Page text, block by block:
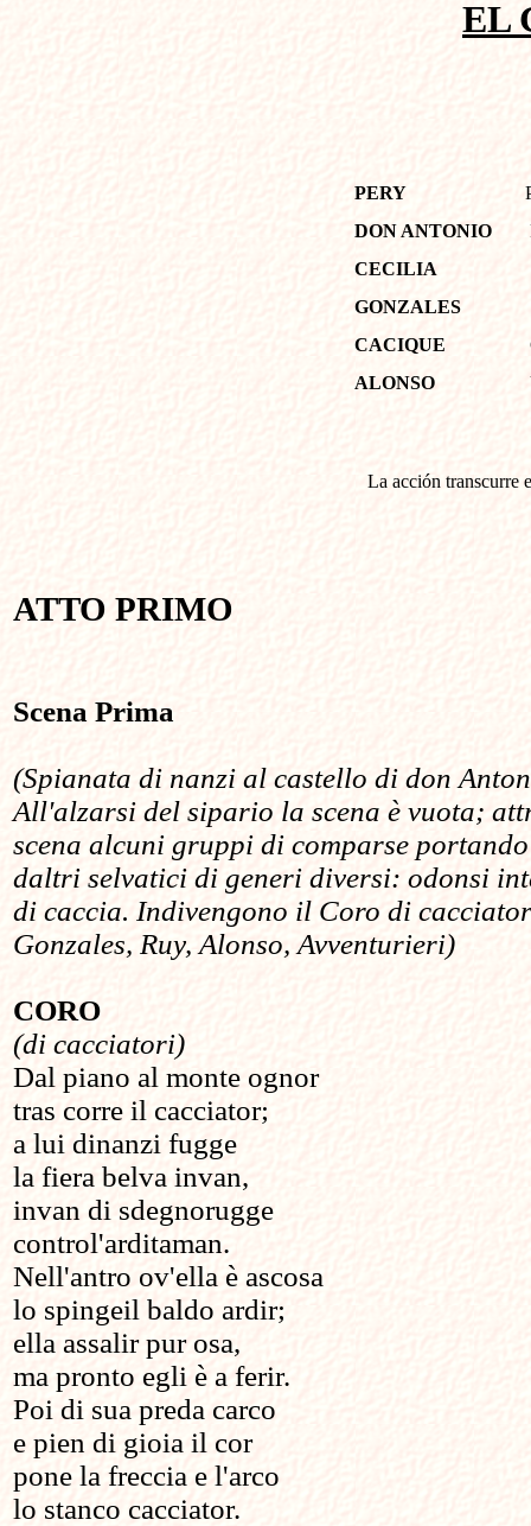
EL
PERY
DON ANTONIO
CECILIA
GONZALES
CACIQUE
ALONSO
La acción transcurre
ATTO PRIMO
Scena Prima
(Spianata di nanzi al castello di don
All'alzarsi del sipario la scena è vuota;
scena alcuni gruppi di comparse
daltri selvatici di generi diversi: odonsi
di caccia. Indivengono il Coro di
Gonzales, Ruy, Alonso, Avventurieri)
CORO
(di cacciatori)
Dal piano al monte ognor
tras corre il cacciator;
a lui dinanzi fugge
la fiera belva invan,
invan di sdegnorugge
control'arditaman.
Nell'antro ov'ella è ascosa
lo spingeil baldo ardir;
ella assalir pur osa,
ma pronto egli è a ferir.
Poi di sua preda carco
e pien di gioia il cor
pone la freccia e l'arco
lo stanco cacciator.